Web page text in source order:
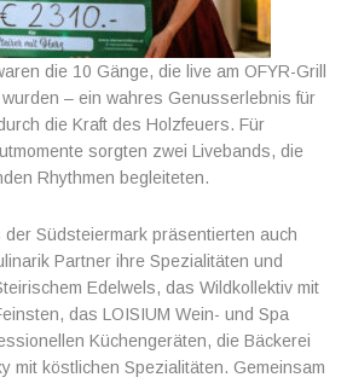
die 10 Gänge, die live am OFYR-Grill
– ein wahres Genusserlebnis für
die Kraft des Holzfeuers. Für
sorgten zwei Livebands, die
Rhythmen begleiteten.
Südsteiermark präsentierten auch
Partner ihre Spezialitäten und
Edelwels, das Wildkollektiv mit
das LOISIUM Wein- und Spa
Küchengeräten, die Bäckerei
mit köstlichen Spezialitäten. Gemeinsam